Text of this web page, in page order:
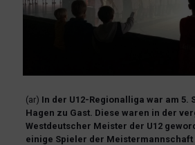
(ar) In der U12-Regionalliga war am 5.
Hagen zu Gast. Diese waren in der
Westdeutscher Meister der U12
einige Spieler der Meistermannschaft